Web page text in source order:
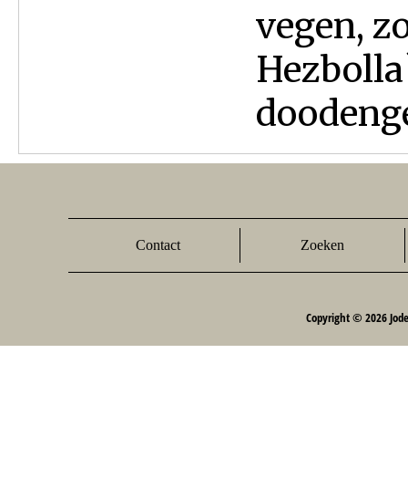
vegen,
Contact Zoeken
Copyright © 2026